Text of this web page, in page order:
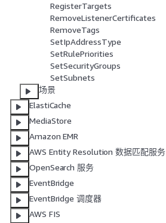
RegisterTargets
RemoveListenerCertificates
RemoveTags
SetIpAddressType
SetRulePriorities
SetSecurityGroups
SetSubnets
场景
ElastiCache
MediaStore
Amazon EMR
AWS Entity Resolution 数据匹配服务
OpenSearch 服务
EventBridge
EventBridge 调度器
AWS FIS